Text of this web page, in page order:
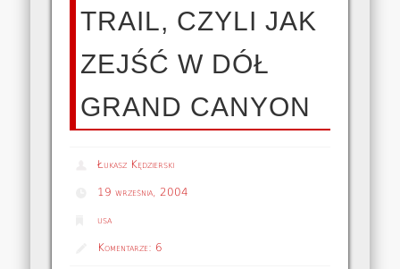
TRAIL, CZYLI JAK
ZEJŚĆ W DÓŁ
GRAND CANYON
Łukasz Kędzierski
19 września, 2004
usa
Komentarze: 6